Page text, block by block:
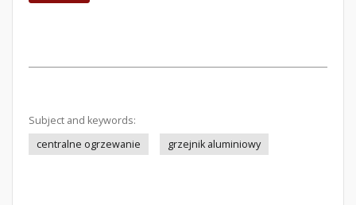
Subject and keywords:
centralne ogrzewanie
grzejnik aluminiowy